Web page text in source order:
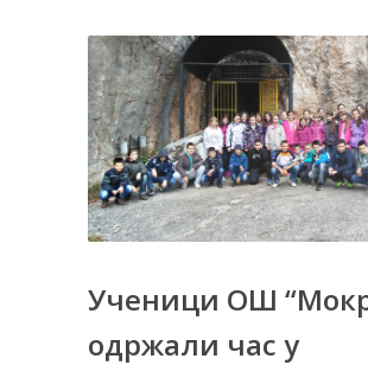
Ученици ОШ
одржали час у